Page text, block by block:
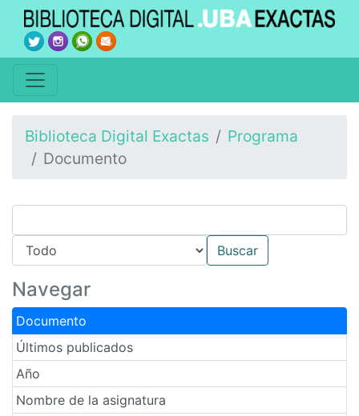
Biblioteca Digital Exactas
Programa
Documento
Navegar
Documento
Últimos publicados
Año
Nombre de la asignatura